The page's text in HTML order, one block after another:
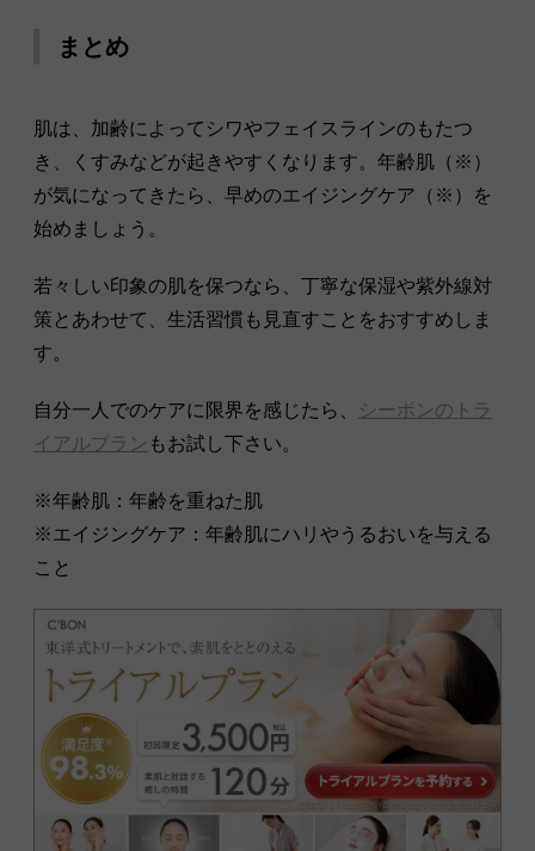
まとめ
肌は、加齢によってシワやフェイスラインのもたつ
き、くすみなどが起きやすくなります。年齢肌（※）
が気になってきたら、早めのエイジングケア（※）を
始めましょう。
若々しい印象の肌を保つなら、丁寧な保湿や紫外線対
策とあわせて、生活習慣も見直すことをおすすめしま
す。
自分一人でのケアに限界を感じたら、
シーボンのトラ
イアルプラン もお試し下さい。
※年齢肌：年齢を重ねた肌
※エイジングケア：年齢肌にハリやうるおいを与える
こと